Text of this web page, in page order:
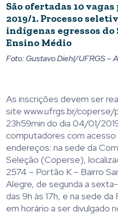
São ofertadas 10
2019/1. Processo
indígenas egressos do
Ensino Médio
Foto: Gustavo Diehl/UFRGS –
As inscrições devem ser
site www.ufrgs.br/coperse/
23h59min do dia 04/01/
computadores com
endereços: na sede da
Seleção (Coperse),
2574 – Portão K – Bairro
Alegre, de segunda a
das 9h às 17h, e na sede
em horário a ser divulgado